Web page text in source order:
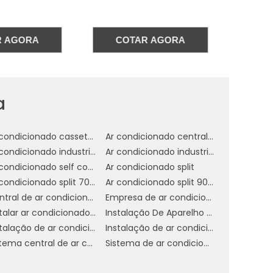
AGORA COTAR AGORA
Ar condicionado cassete 1 via
Ar condicionado central industrial
Ar condicionado industrial
Ar condicionado industrial campinas
Ar condicionado self contained preço
Ar condicionado split
Ar condicionado split 7000 btus
Ar condicionado split 9000 btus inverter
Central de ar condicionado industrial
Empresa de ar condicionado central
Instalar ar condicionado americana
Instalação De Aparelho De Refrigeração
Instalação de ar condicionado daikin
Instalação de ar condicionado em sp
Sistema central de ar condicionado
Sistema de ar condicionado industrial